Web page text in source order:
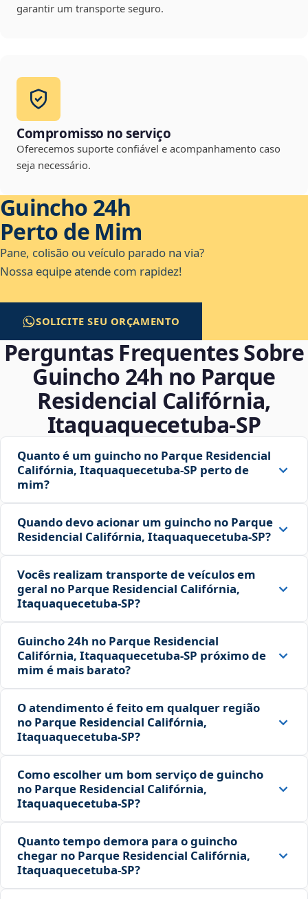
garantir um transporte seguro.
Compromisso no serviço
Oferecemos suporte confiável e acompanhamento caso
seja necessário.
Guincho 24h
Perto de Mim
Pane, colisão ou veículo parado na via?
Nossa equipe atende com rapidez!
SOLICITE SEU ORÇAMENTO
Perguntas Frequentes Sobre
Guincho 24h no Parque
Residencial Califórnia,
Itaquaquecetuba‑SP
Quanto é um guincho no Parque Residencial
Califórnia, Itaquaquecetuba‑SP perto de
mim?
Quando devo acionar um guincho no Parque
Residencial Califórnia, Itaquaquecetuba‑SP?
Vocês realizam transporte de veículos em
geral no Parque Residencial Califórnia,
Itaquaquecetuba‑SP?
Guincho 24h no Parque Residencial
Califórnia, Itaquaquecetuba‑SP próximo de
mim é mais barato?
O atendimento é feito em qualquer região
no Parque Residencial Califórnia,
Itaquaquecetuba‑SP?
Como escolher um bom serviço de guincho
no Parque Residencial Califórnia,
Itaquaquecetuba‑SP?
Quanto tempo demora para o guincho
chegar no Parque Residencial Califórnia,
Itaquaquecetuba‑SP?